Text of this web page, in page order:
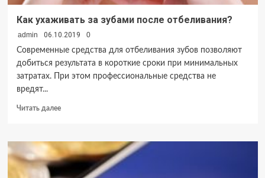
Как ухаживать за зубами после отбеливания?
admin 06.10.2019
0
Современные средства для отбеливания зубов позволяют
добиться результата в короткие сроки при минимальных
затратах. При этом профессиональные средства не
вредят...
Читать далееПрочитать
Как
ухаживать
за
зубами